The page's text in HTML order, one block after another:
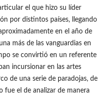
el que hizo su líder
por distintos países, llegando
en el año de
más de las vanguardias en
se convirtió en un referente
incursionar en las artes
de una serie de paradojas, de
fue el de analizar de manera